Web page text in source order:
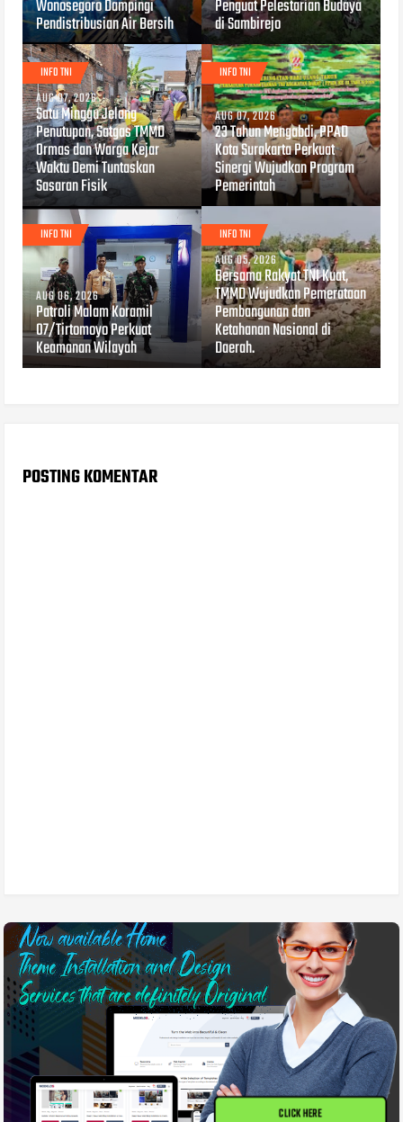
Wonosegoro Dampingi
Pendistribusian Air Bersih
Penguat Pelestarian Budaya
di Sambirejo
INFO TNI
AUG 07, 2026
Satu Minggu Jelang
Penutupan, Satgas TMMD
Ormas dan Warga Kejar
Waktu Demi Tuntaskan
Sasaran Fisik
INFO TNI
AUG 07, 2026
23 Tahun Mengabdi, PPAD
Kota Surakarta Perkuat
Sinergi Wujudkan Program
Pemerintah
INFO TNI
AUG 06, 2026
Patroli Malam Koramil
07/Tirtomoyo Perkuat
Keamanan Wilayah
INFO TNI
AUG 05, 2026
Bersama Rakyat TNI Kuat,
TMMD Wujudkan Pemerataan
Pembangunan dan
Ketahanan Nasional di
Daerah.
POSTING KOMENTAR